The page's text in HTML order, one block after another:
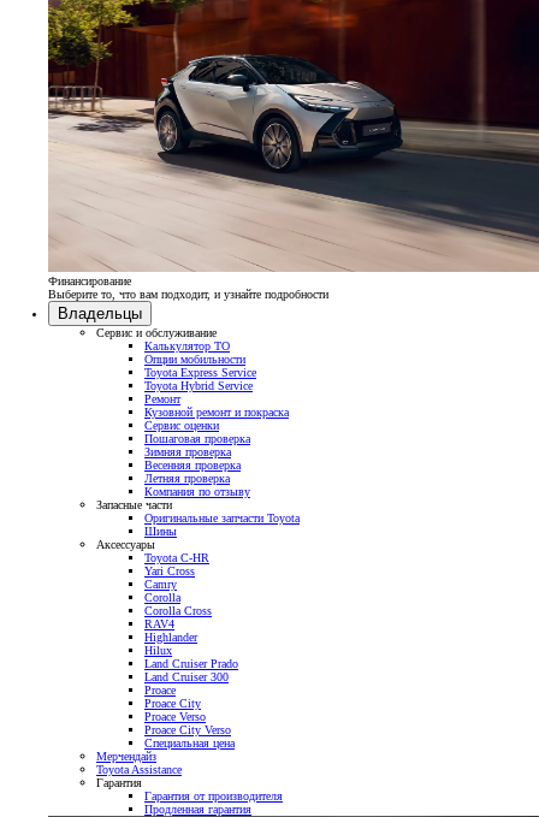
Финансирование
Выберите то, что вам подходит, и узнайте подробности
Владельцы
Сервис и обслуживание
Калькулятор ТО
Опции мобильности
Toyota Express Service
Toyota Hybrid Service
Ремонт
Кузовной ремонт и покраска
Сервис оценки
Пошаговая проверка
Зимняя проверка
Весенняя проверка
Летняя проверка
Компания по отзыву
Запасные части
Оригинальные запчасти Toyota
Шины
Аксессуары
Toyota C-HR
Yari Cross
Camry
Corolla
Corolla Cross
RAV4
Highlander
Hilux
Land Cruiser Prado
Land Cruiser 300
Proace
Proace City
Proace Verso
Proace City Verso
Специальная цена
Мерчендайз
Toyota Assistance
Гарантия
Гарантия от производителя
Продленная гарантия